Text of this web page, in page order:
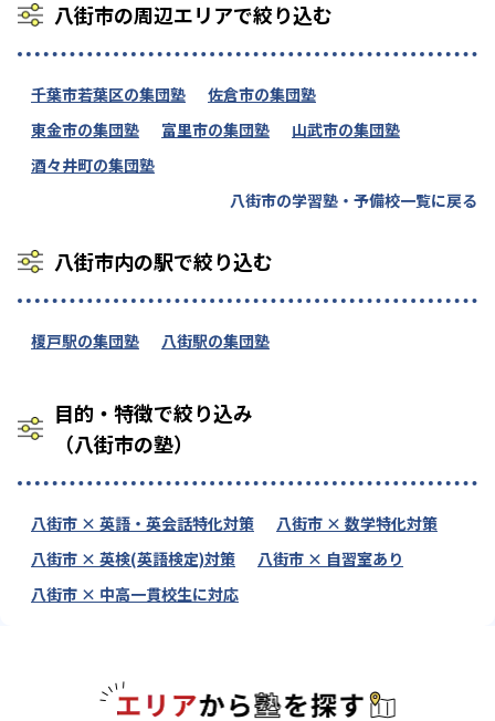
八街市の周辺エリアで絞り込む
千葉市若葉区の集団塾
佐倉市の集団塾
東金市の集団塾
富里市の集団塾
山武市の集団塾
酒々井町の集団塾
八街市の学習塾・予備校一覧に戻る
八街市内の駅で絞り込む
榎戸駅の集団塾 八街駅の集団塾
目的・特徴で絞り込み
（八街市の塾）
八街市 × 英語・英会話特化対策
八街市 × 数学特化対策
八街市 × 英検(英語検定)対策
八街市 × 自習室あり
八街市 × 中高一貫校生に対応